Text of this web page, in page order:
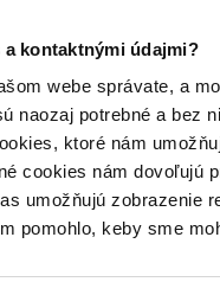
kontaktnými údajmi?
webe správate, a
naozaj potrebné a bez
ktoré nám
cookies nám dovoľujú
umožňujú zobrazenie
pomohlo, keby sme